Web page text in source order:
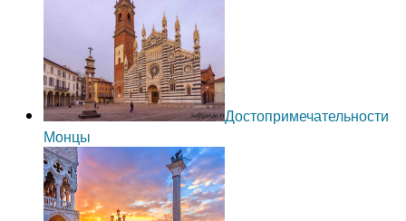
Достопримечательности
Монцы